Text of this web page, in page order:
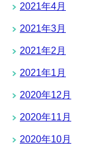
2021年4月
2021年3月
2021年2月
2021年1月
2020年12月
2020年11月
2020年10月